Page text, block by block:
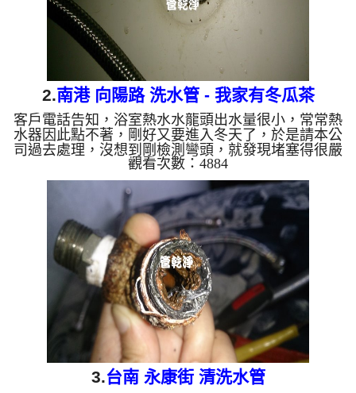
2.南港 向陽路 洗水管 - 我家有冬瓜茶
客戶電話告知，浴室熱水水龍頭出水量很小，常常熱
水器因此點不著，剛好又要進入冬天了，於是請本公
司過去處理，沒想到剛檢測彎頭，就發現堵塞得很嚴
重，當然水就過不去，熱水器也點不著，於是架起
水管清洗機 ，開始 洗水管 ， 清洗水管 時，水龍頭
像是裝了冬瓜茶 ，源源不絕， 水管清洗 約兩小時，
終於讓熱水水量正常出水。 清洗水管 水管清洗 洗
水管 熱水管堵塞 熱水忽冷忽熱 ...
觀看次數：4884
3.台南 永康街 清洗水管